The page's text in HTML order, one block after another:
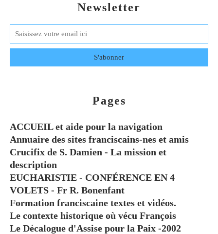
Newsletter
Pages
ACCUEIL et aide pour la navigation
Annuaire des sites franciscains-nes et amis
Crucifix de S. Damien - La mission et
description
EUCHARISTIE - CONFÉRENCE EN 4
VOLETS - Fr R. Bonenfant
Formation franciscaine textes et vidéos.
Le contexte historique où vécu François
Le Décalogue d'Assise pour la Paix -2002